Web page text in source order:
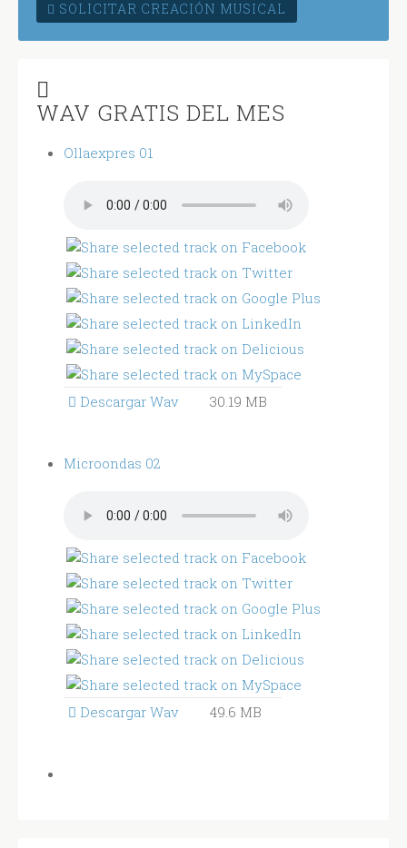
SOLICITAR CREACIÓN MUSICAL
WAV GRATIS DEL MES
Ollaexpres 01
Descargar Wav 30.19 MB
Microondas 02
Descargar Wav 49.6 MB